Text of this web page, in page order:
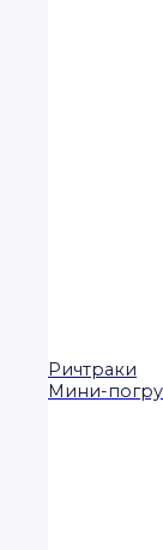
Ричтраки
Мини-